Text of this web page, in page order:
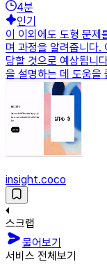
4분
인기
이 이외에도 도형 문제
며 과정을 알려줍니다.
당할 것으로 예상됩니
을 설명하는 데 도움을
insight.coco
스크랩
물어보기
서비스 전체보기